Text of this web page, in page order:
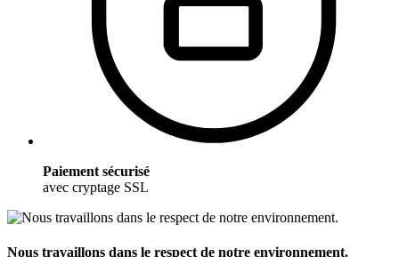
Paiement sécurisé
avec cryptage SSL
Nous travaillons dans le respect de notre environnement.